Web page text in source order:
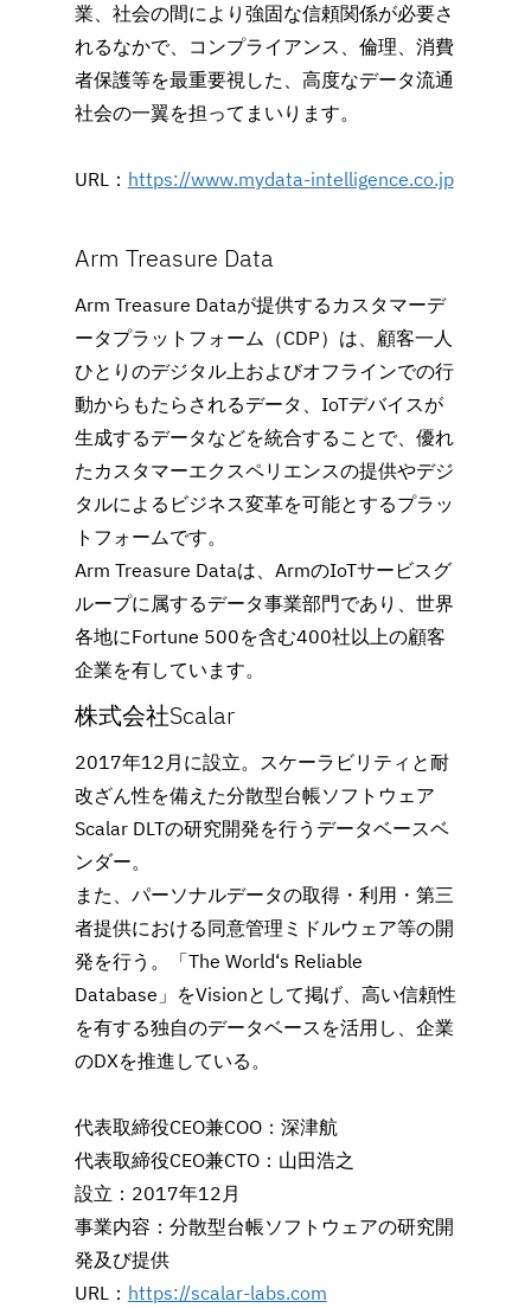
業、社会の間により強固な信頼関係が必要さ
れるなかで、コンプライアンス、倫理、消費
者保護等を最重要視した、高度なデータ流通
社会の一翼を担ってまいります。
URL： https://www.mydata-intelligence.co.jp
Arm Treasure Data
Arm Treasure Dataが提供するカスタマーデ
ータプラットフォーム（CDP）は、顧客一人
ひとりのデジタル上およびオフラインでの行
動からもたらされるデータ、IoTデバイスが
生成するデータなどを統合することで、優れ
たカスタマーエクスペリエンスの提供やデジ
タルによるビジネス変革を可能とするプラッ
トフォームです。
Arm Treasure Dataは、ArmのIoTサービスグ
ループに属するデータ事業部門であり、世界
各地にFortune 500を含む400社以上の顧客
企業を有しています。
株式会社Scalar
2017年12月に設立。スケーラビリティと耐
改ざん性を備えた分散型台帳ソフトウェア
Scalar DLTの研究開発を行うデータベースベ
ンダー。
また、パーソナルデータの取得・利用・第三
者提供における同意管理ミドルウェア等の開
発を行う。「The World‘s Reliable
Database」をVisionとして掲げ、高い信頼性
を有する独自のデータベースを活用し、企業
のDXを推進している。
代表取締役CEO兼COO：深津航
代表取締役CEO兼CTO：山田浩之
設立：2017年12月
事業内容：分散型台帳ソフトウェアの研究開
発及び提供
URL： https://scalar-labs.com